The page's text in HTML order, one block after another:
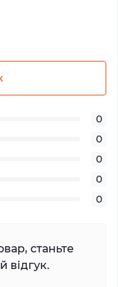
0
0
0
0
0
станьте
відгук.